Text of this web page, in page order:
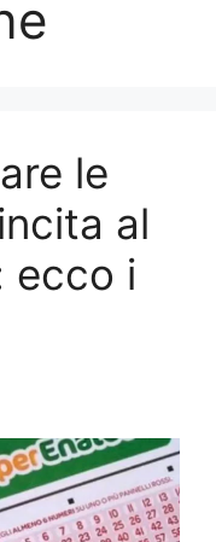
le
al
ecco i